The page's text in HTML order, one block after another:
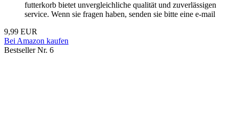
futterkorb bietet unvergleichliche qualität und zuverlässigen
service. Wenn sie fragen haben, senden sie bitte eine e-mail
9,99 EUR
Bei Amazon kaufen
Bestseller Nr. 6